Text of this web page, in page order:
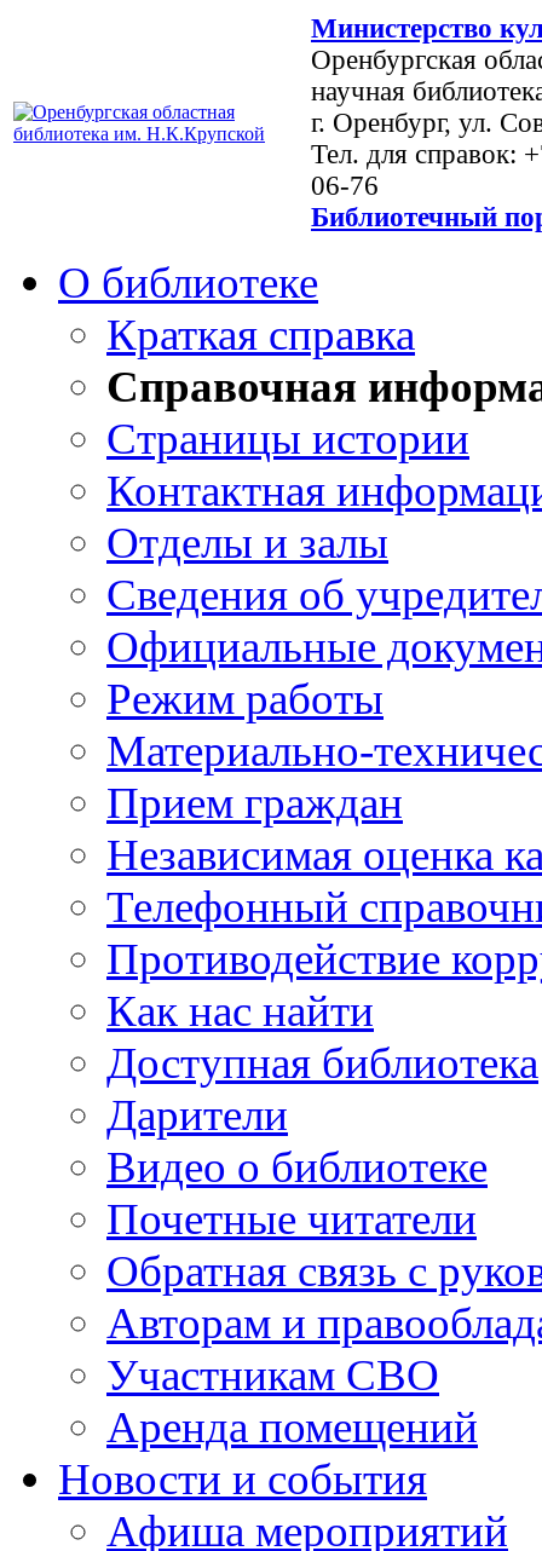
Министерство
Оренбургская
научная
г. Оренбург, ул.
Тел. для справок:
06-76
Библиотечный
О библиотеке
Краткая справка
Справочная
Страницы истории
Контактная
Отделы и залы
Сведения об
Официальные
Режим работы
Материально-
Прием граждан
Независимая оценка
Телефонный
Противодействие
Как нас найти
Доступная библиотека
Дарители
Видео о библиотеке
Почетные читатели
Обратная связь с
Авторам и
Участникам СВО
Аренда помещений
Новости и события
Афиша мероприятий